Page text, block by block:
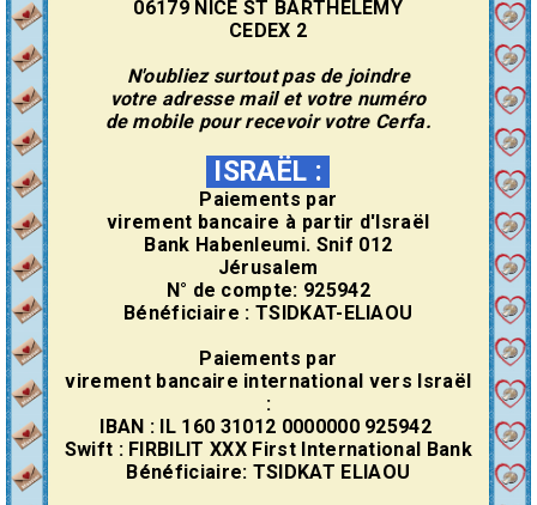
06179 NICE ST BARTHELEMY
CEDEX 2
N'oubliez surtout pas de joindre
votre adresse mail et votre numéro
de mobile pour recevoir votre Cerfa.
ISRAËL :
Paiements par
virement bancaire à partir d'Israël
Bank Habenleumi. Snif 012
Jérusalem
N° de compte: 925942
Bénéficiaire : TSIDKAT-ELIAOU
Paiements par
virement bancaire international vers Israël
:
IBAN : IL 160 31012 0000000 925942
Swift : FIRBILIT XXX First International Bank
Bénéficiaire: TSIDKAT ELIAOU